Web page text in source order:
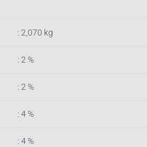
: 2,070 kg
: 2 %
: 2 %
: 4 %
: 4 %